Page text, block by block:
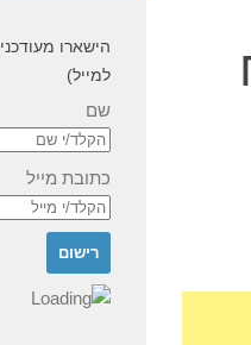
הישארו
למייל)
שם
כתובת מייל